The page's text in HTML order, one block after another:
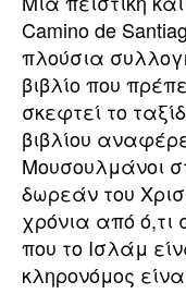
Camino de
πλούσια
βιβλίο που
σκεφτεί το
βιβλίου
Μουσουλμάνοι
δωρεάν του
χρόνια από ό,τι
που το Ισλάμ
κληρονόμος